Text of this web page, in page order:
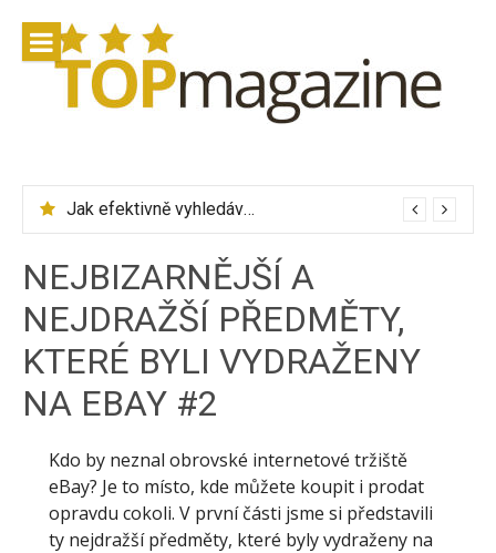
obsah
Jak efektivně vyhledávat letenky přes Skyscanner
NEJBIZARNĚJŠÍ A
NEJDRAŽŠÍ PŘEDMĚTY,
KTERÉ BYLI VYDRAŽENY
NA EBAY #2
Kdo by neznal obrovské internetové tržiště
eBay? Je to místo, kde můžete koupit i prodat
opravdu cokoli. V první části jsme si představili
ty nejdražší předměty, které byly vydraženy na